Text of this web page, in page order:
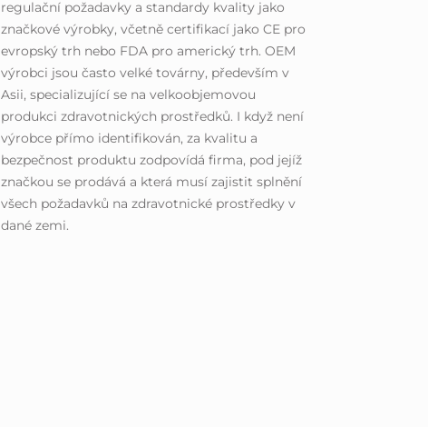
regulační požadavky a standardy kvality jako
značkové výrobky, včetně certifikací jako CE pro
evropský trh nebo FDA pro americký trh. OEM
výrobci jsou často velké továrny, především v
Asii, specializující se na velkoobjemovou
produkci zdravotnických prostředků. I když není
výrobce přímo identifikován, za kvalitu a
bezpečnost produktu zodpovídá firma, pod jejíž
značkou se prodává a která musí zajistit splnění
všech požadavků na zdravotnické prostředky v
dané zemi.